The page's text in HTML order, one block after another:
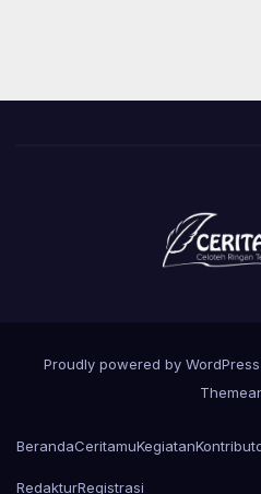
Proudly powered by WordPress
BerandaCeritamuKegiatan
RedakturRegistrasi